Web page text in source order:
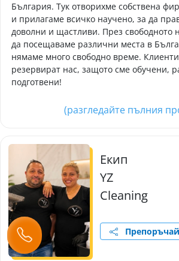
България. Тук отворихме собствена
и прилагаме всичко научено, за да
доволни и щастливи. През свободното
да посещаваме различни места в
нямаме много свободно време.
резервират нас, защото сме обучени,
подготвени!
(разгледайте пълния
Екип
YZ
Cleaning
Препоръчай